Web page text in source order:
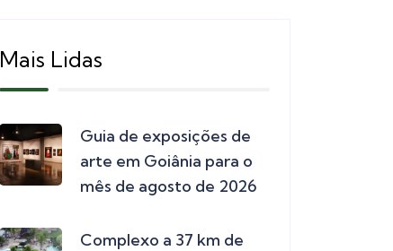
Mais Lidas
Guia de exposições de
arte em Goiânia para o
mês de agosto de 2026
Complexo a 37 km de